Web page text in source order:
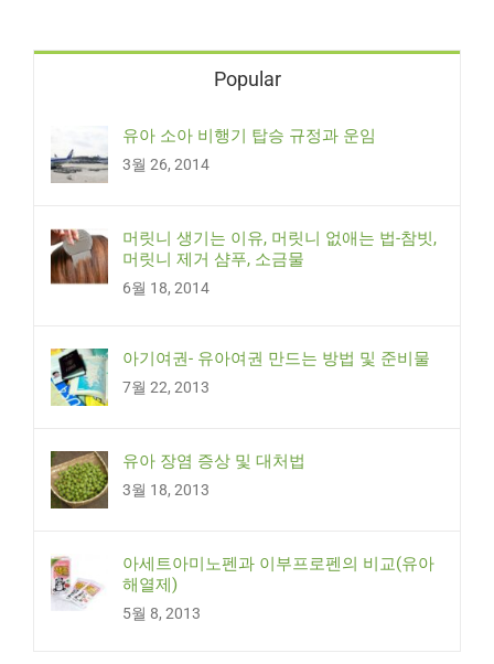
Popular
유아 소아 비행기 탑승 규정과 운임
3월 26, 2014
머릿니 생기는 이유, 머릿니 없애는 법-참빗,
머릿니 제거 샴푸, 소금물
6월 18, 2014
아기여권- 유아여권 만드는 방법 및 준비물
7월 22, 2013
유아 장염 증상 및 대처법
3월 18, 2013
아세트아미노펜과 이부프로펜의 비교(유아
해열제)
5월 8, 2013